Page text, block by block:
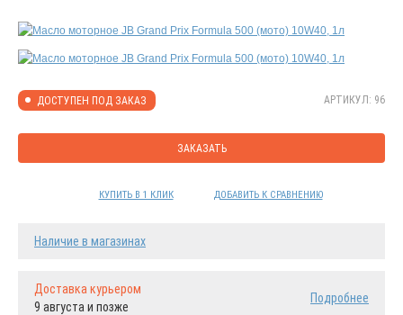
ДОСТУПЕН ПОД ЗАКАЗ АРТИКУЛ: 96
ЗАКАЗАТЬ
КУПИТЬ В 1 КЛИК ДОБАВИТЬ К СРАВНЕНИЮ
Наличие в магазинах
Доставка курьером
9 августа и позже
Подробнее